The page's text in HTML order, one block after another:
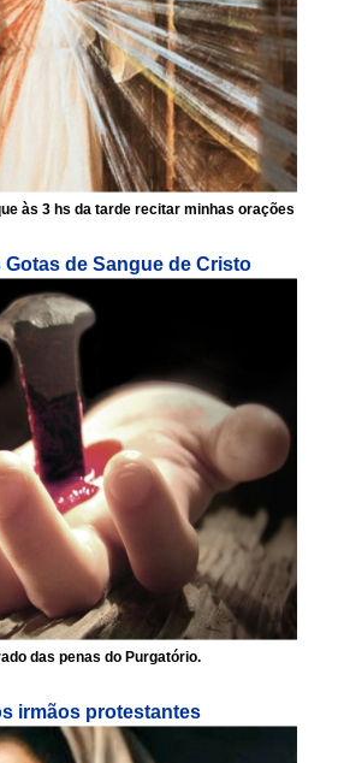
às 3 hs da tarde recitar minhas orações
Gotas de Sangue de Cristo
das penas do Purgatório.
irmãos protestantes